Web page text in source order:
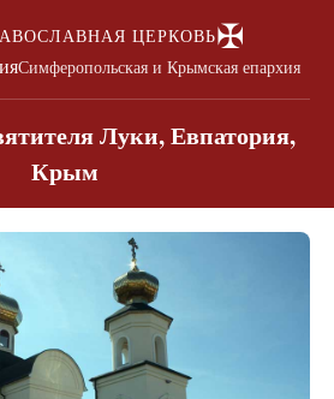
ЦЕРКОВЬ✠
Симферопольская и Крымская епархия
Луки, Евпатория,
Крым